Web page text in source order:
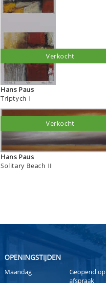
Hans Paus
Triptych I
Verkocht
Hans Paus
Solitary Beach II
Verkocht
OPENINGSTIJDEN
Maandag
Geopend op
afspraak